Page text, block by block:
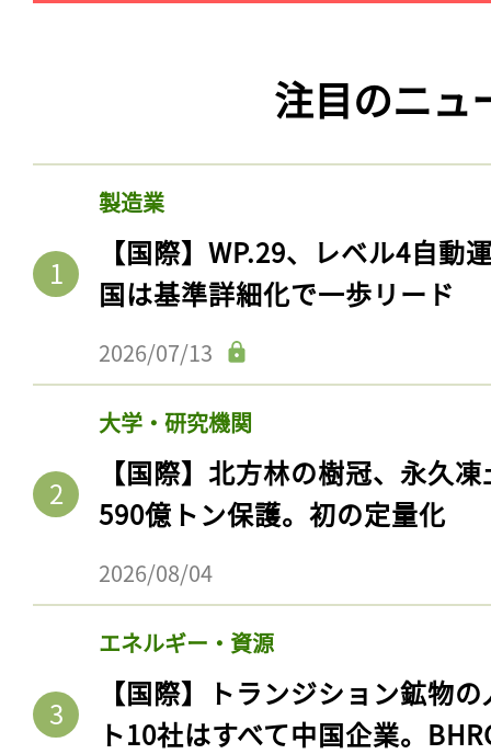
注目のニュ
製造業
【国際】WP.29、レベル4自動
国は基準詳細化で一歩リード
2026/07/13
大学・研究機関
【国際】北方林の樹冠、永久
590億トン保護。初の定量化
2026/08/04
エネルギー・資源
【国際】トランジション鉱物
ト10社はすべて中国企業。